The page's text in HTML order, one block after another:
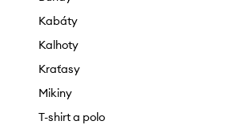
Mikiny
Sukně
Šortky
Šaty
Topy a trička
Kotníkové boty
Mokasíny a polobotky
Papuče
Sandály a pantofle
Sněhule
Batohy
Čepice a klobouky
Kabelky
Kabáty
Kalhoty
Kraťasy
Mikiny
T-shirt a polo